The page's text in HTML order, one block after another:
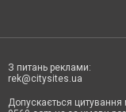
З питань реклами:
rek@citysites.ua
Допускається цитування